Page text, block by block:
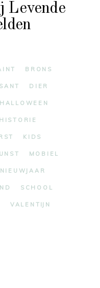
Levende
BRONS
DIER
HALLOWEEN
HISTORIE
KIDS
MOBIEL
NIEUWJAAR
SCHOOL
VALENTIJN